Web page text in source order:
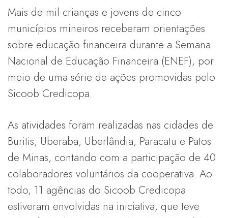
Mais de mil crianças e jovens de cinco
municípios mineiros receberam orientações
sobre educação financeira durante a Semana
Nacional de Educação Financeira (ENEF), por
meio de uma série de ações promovidas pelo
Sicoob Credicopa.
As atividades foram realizadas nas cidades de
Buritis, Uberaba, Uberlândia, Paracatu e Patos
de Minas, contando com a participação de 40
colaboradores voluntários da cooperativa. Ao
todo, 11 agências do Sicoob Credicopa
estiveram envolvidas na iniciativa, que teve